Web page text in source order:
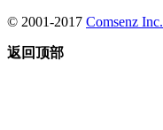
© 2001-2017 Comsenz Inc.
返回顶部